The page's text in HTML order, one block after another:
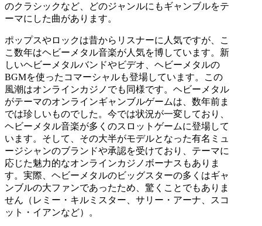
のクラシックなど、どのジャンルにもギャンブルをテ
ーマにした曲があります。
ポップスやロックは昔からリスナーに人気ですが、こ
こ数年はヘビーメタル音楽が人気を博しています。新
しいヘビーメタルバンドやビデオ、ヘビーメタルの
BGMを使ったコマーシャルも登場しています。この
風潮はオンラインカジノでも同様です。ヘビーメタル
がテーマのオンラインギャンブルゲームは、数年前ま
では珍しいものでした。今では状況が一変しており、
ヘビーメタル音楽が多くのスロットゲームに登場して
います。そして、その大半がモデルとなった有名ミュ
ージシャンのブランドや承認を受けており、テーマに
応じた魅力的なオンラインカジノボーナスもありま
す。実際、ヘビーメタルのビッグスターの多くはギャ
ンブルの大ファンであったため、驚くことでもありま
せん（レミー・キルミスター、サリー・アーナ、スコ
ット・イアンなど）。